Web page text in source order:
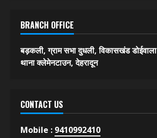
BRANCH OFFICE
बड़कली, ग्राम सभा दुधली, विकासखंड डोईवाला
थाना क्लेमेनटाउन, देहरादून
CONTACT US
Mobile : 9410992410